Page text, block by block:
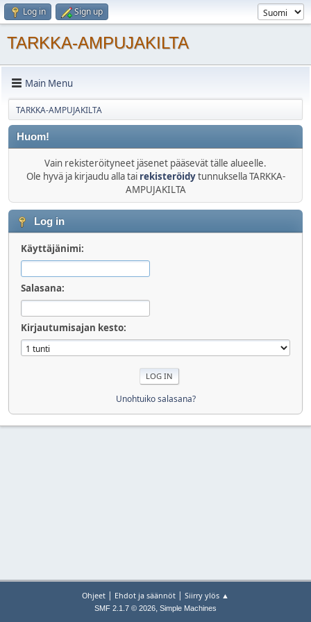
Log in Sign up
TARKKA-AMPUJAKILTA
Main Menu
TARKKA-AMPUJAKILTA
Huom!
Vain rekisteröityneet jäsenet pääsevät tälle alueelle.
Ole hyvä ja kirjaudu alla tai rekisteröidytunnuksella TARKKA-
AMPUJAKILTA
Log in
Käyttäjänimi:
Salasana:
Kirjautumisajan kesto:
Unohtuiko salasana?
Ohjeet | Ehdot ja säännöt | Siirry ylös ▲
SMF 2.1.7 © 2026, Simple Machines